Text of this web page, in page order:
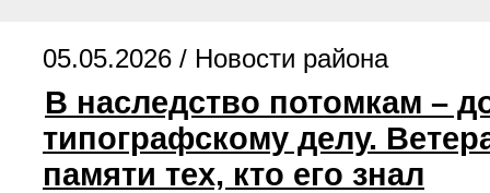
05.05.2026 / Новости района
В наследство потомкам –
типографскому делу.
памяти тех, кто его знал